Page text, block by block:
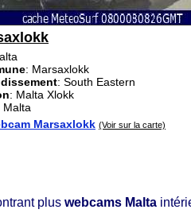
: Marsaxlokk
: South Eastern
: Malta Xlokk
Malta
Marsaxlokk (Voir sur la carte)
plus webcams Malta